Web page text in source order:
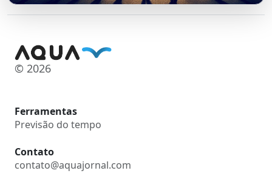
© 2026
Ferramentas
Previsão do tempo
Contato
contato@aquajornal.com